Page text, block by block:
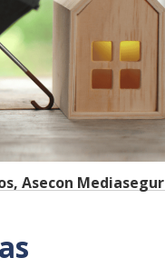
Asecon Mediasegur